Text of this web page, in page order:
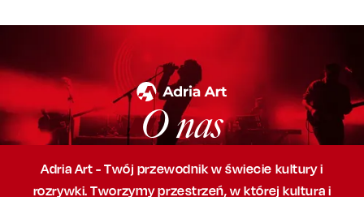
O nas
Adria Art - Twój przewodnik w świecie kultury i
rozrywki. Tworzymy przestrzeń,w której kultura i